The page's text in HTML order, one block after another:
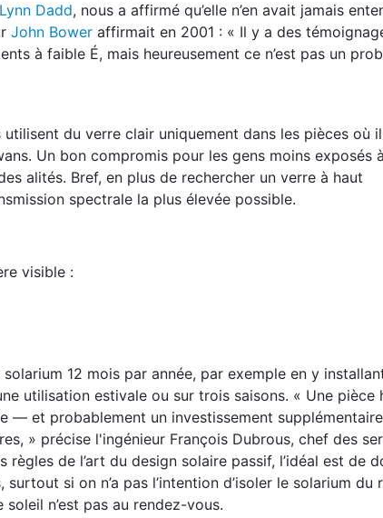
Dadd, nous a affirmé qu’elle n’en avait jamais
John Bower affirmait en 2001 : « Il y a des
à faible É, mais heureusement ce n’est pas un
du verre clair uniquement dans les pièces où
Un bon compromis pour les gens moins exposés
alités. Bref, en plus de rechercher un verre à haut
spectrale la plus élevée possible.
visible :
12 mois par année, par exemple en y
utilisation estivale ou sur trois saisons. « Une pièce
— et probablement un investissement
» précise l'ingénieur François Dubrous, chef des
règles de l’art du design solaire passif, l’idéal est de
si on n’a pas l’intention d’isoler le solarium du
n’est pas au rendez-vous.